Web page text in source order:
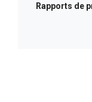
Rapports de